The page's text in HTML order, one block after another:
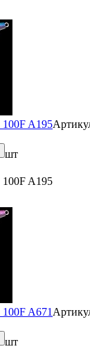
A195
шт
A195
A671
шт